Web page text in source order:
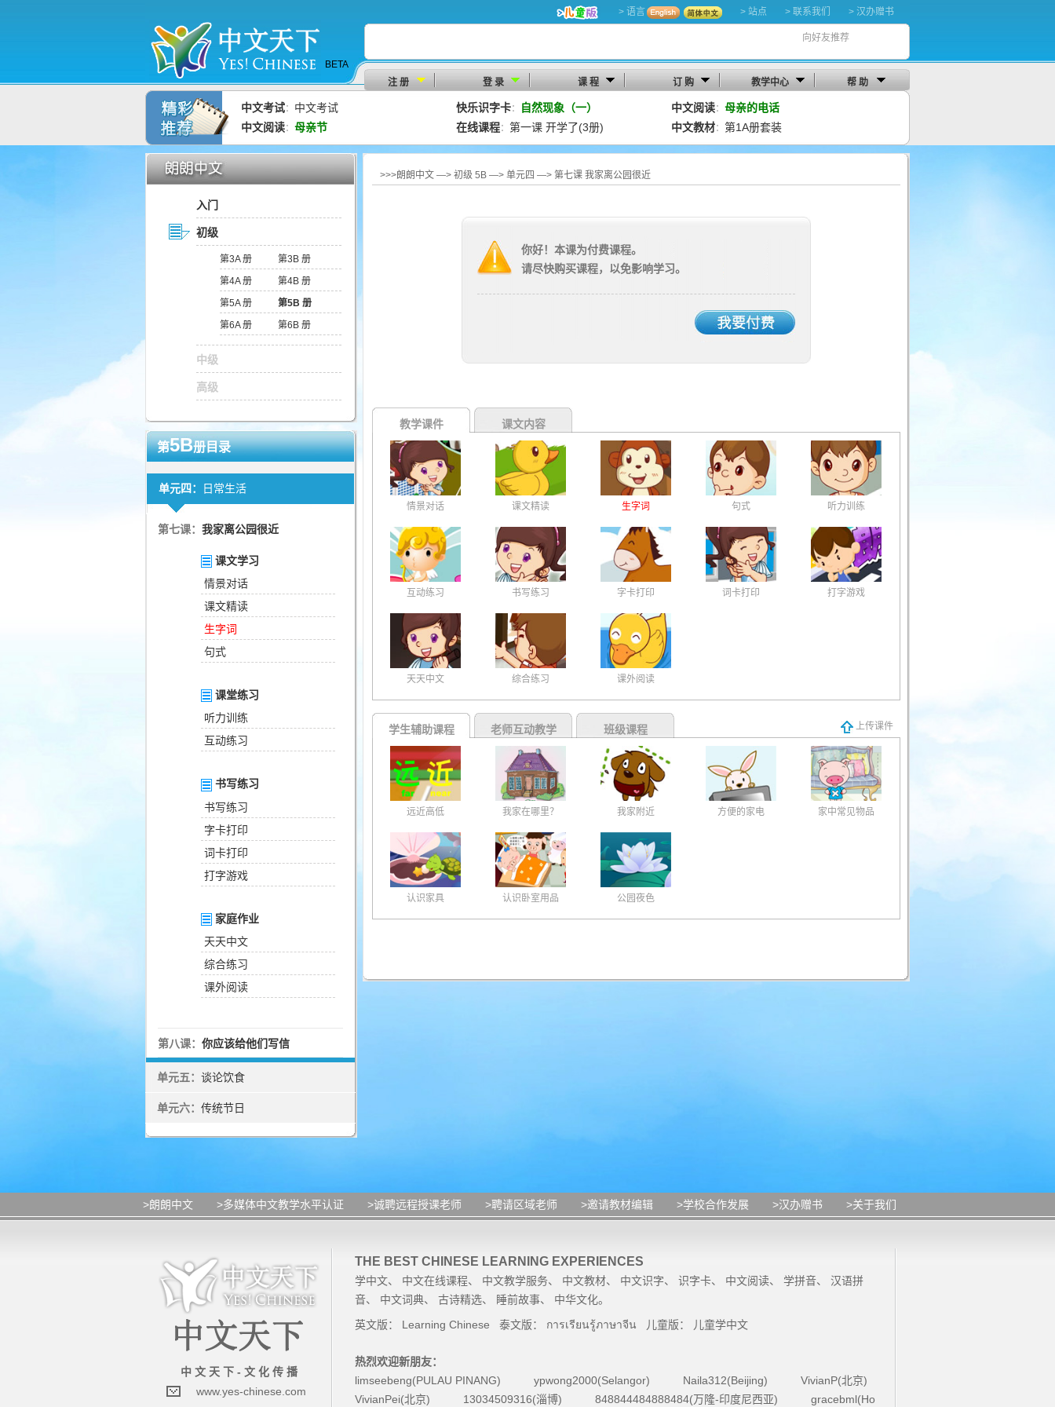
BETA
> 语言 > 站点 > 联系我们 > 汉办赠书
向好友推荐
注 册 登 录 课 程 订 购 教学中心 帮 助
中文考试： 中文考试 快乐识字卡： 自然现象（一） 中文阅读： 母亲的电话
中文阅读： 母亲节 在线课程： 第一课 开学了(3册) 中文教材： 第1A册套装
入门
初级
第3A 册
第3B 册
第4A 册
第4B 册
第5A 册
第5B 册
第6A 册
第6B 册
中级
高级
第5B册目录
单元四： 日常生活
第七课： 我家离公园很近
课文学习
情景对话
课文精读
生字词
句式
课堂练习
听力训练
互动练习
书写练习
书写练习
字卡打印
词卡打印
打字游戏
家庭作业
天天中文
综合练习
课外阅读
第八课： 你应该给他们写信
单元五： 谈论饮食
单元六： 传统节日
>>>朗朗中文 —> 初级 5B —> 单元四 —> 第七课 我家离公园很近
你好！本课为付费课程。
请尽快购买课程，以免影响学习。
教学课件 课文内容
情景对话 课文精读 生字词 句式 听力训练
互动练习 书写练习 字卡打印 词卡打印 打字游戏
天天中文 综合练习 课外阅读
学生辅助课程 老师互动教学 班级课程 上传课件
远近高低 我家在哪里？ 我家附近 方便的家电 家中常见物品
认识家具 认识卧室用品 公园夜色
>朗朗中文 >多媒体中文教学水平认证 >诚聘远程授课老师 >聘请区域老师 >邀请教材编辑 >学校合作发展 >汉办赠书 >关于我们
中 文 天 下 - 文 化 传 播
www.yes-chinese.com
THE BEST CHINESE LEARNING EXPERIENCES
学中文、 中文在线课程、 中文教学服务、 中文教材、 中文识字、 识字卡、 中文阅读、 学拼音、 汉语拼
音、 中文词典、 古诗精选、 睡前故事、 中华文化。
英文版： Learning Chinese 泰文版： การเรียนรู้ภาษาจีน 儿童版： 儿童学中文
热烈欢迎新朋友：
limseebeng(PULAU PINANG)
ypwong2000(Selangor) Naila312(Beijing)
VivianP(北京)
VivianPei(北京)
13034509316(淄博) 848844484888484(万隆-印度尼西亚) gracebml(Ho